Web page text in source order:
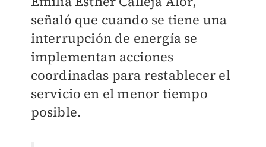
señaló que cuando se tiene una
interrupción de energía se
implementan acciones
coordinadas para restablecer el
servicio en el menor tiempo
posible.